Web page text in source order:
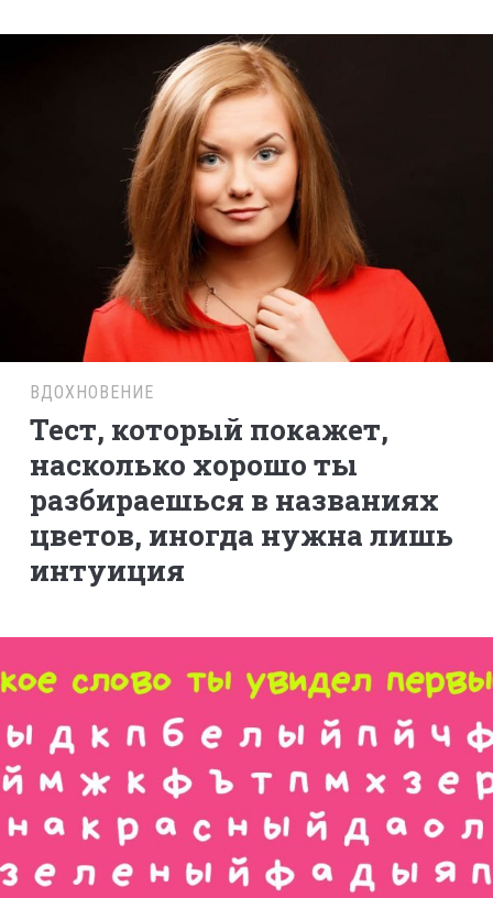
ВДОХНОВЕНИЕ
Тест, который покажет,
насколько хорошо ты
разбираешься в названиях
цветов, иногда нужна лишь
интуиция